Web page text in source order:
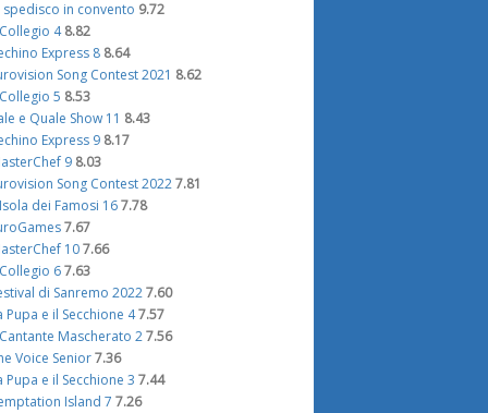
spedisco in convento 9.72
4 8.82
Express 8 8.64
Song Contest 2021 8.62
5 8.53
e Quale Show 11 8.43
Express 9 8.17
9 8.03
Song Contest 2022 7.81
dei Famosi 16 7.78
7.67
10 7.66
6 7.63
di Sanremo 2022 7.60
Pupa e il Secchione 47.57
Mascherato 2 7.56
Voice Senior 7.36
Pupa e il Secchione 3 7.44
Island 7 7.26